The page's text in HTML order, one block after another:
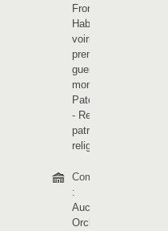
Frontière
Habitats et
voiries
première
guerre
mondiale
Patois picard
- Religions et
patrimoine
religieux
Communes
:
Auchy-lez-
Orchies